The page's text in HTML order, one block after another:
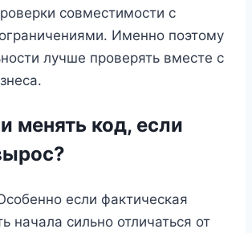
совместимости с
Именно поэтому
лучше проверять вместе с
менять код, если
если фактическая
начала сильно отличаться от